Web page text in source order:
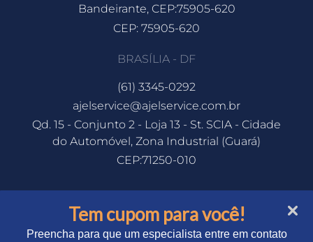
Tem cupom para você!
Preencha para que um especialista entre em contato
Bandeirante, CEP:75905-620
CEP: 75905-620
BRASÍLIA - DF
(61) 3345-0292
ajelservice@ajelservice.com.br
Qd. 15 - Conjunto 2 - Loja 13 - St. SCIA - Cidade
do Automóvel, Zona Industrial (Guará)
CEP:71250-010